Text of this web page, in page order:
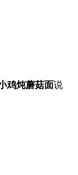
鸡炖蘑菇面说